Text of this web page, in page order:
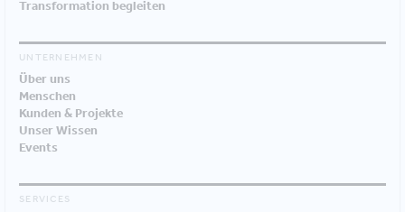
Transformation begleiten
UNTERNEHMEN
Über uns
Menschen
Kunden & Projekte
Unser Wissen
Events
SERVICES